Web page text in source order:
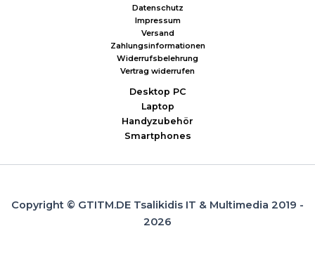
Datenschutz
Impressum
Versand
Zahlungsinformationen
Widerrufsbelehrung
Vertrag widerrufen
Desktop PC
Laptop
Handyzubehör
Smartphones
Copyright © GTITM.DE Tsalikidis IT & Multimedia 2019 -
2026